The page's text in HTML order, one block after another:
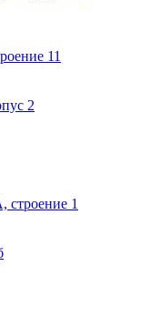
11
2
строение 1